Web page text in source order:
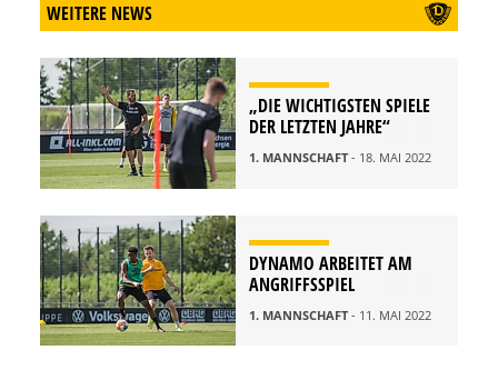
WEITERE NEWS
„DIE WICHTIGSTEN SPIELE
DER LETZTEN JAHRE“
1. MANNSCHAFT- 18. MAI 2022
DYNAMO ARBEITET AM
ANGRIFFSSPIEL
1. MANNSCHAFT- 11. MAI 2022